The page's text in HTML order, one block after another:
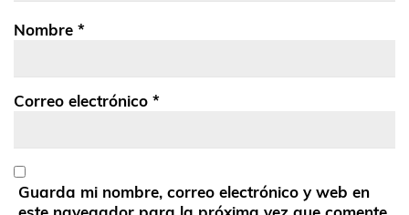
Nombre *
Correo electrónico *
Guarda mi nombre, correo electrónico y web en